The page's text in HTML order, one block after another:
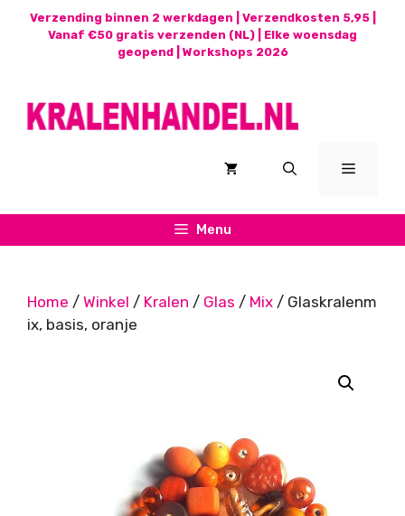
Verzending binnen 2 werkdagen | Verzendkosten 5,95 |
Vanaf €50 gratis verzenden (NL) | Elke woensdag
geopend | Workshops 2026
Menu
Menu
Home / Winkel / Kralen / Glas / Mix / Glaskralenm
ix, basis, oranje